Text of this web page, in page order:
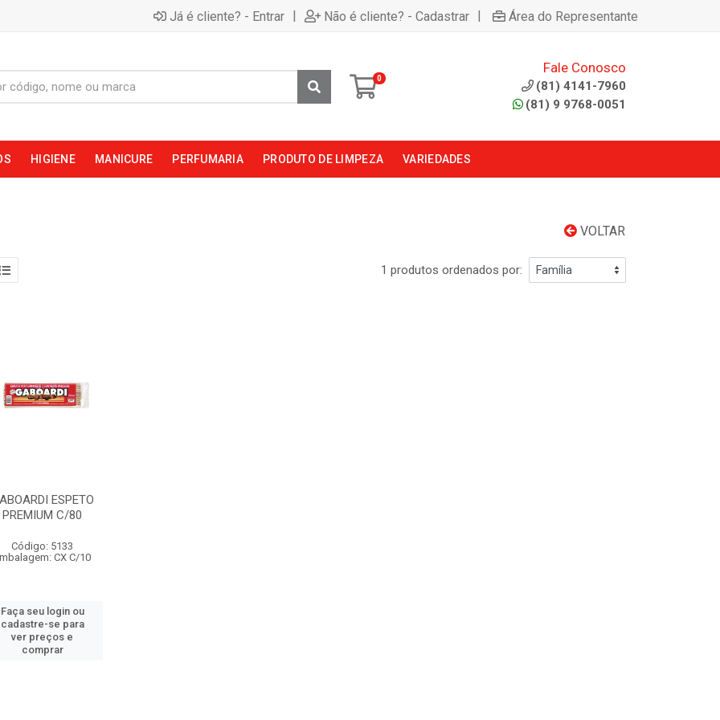
Já é cliente? - Entrar | Não é cliente? - Cadastrar | Área do Representante
0
Fale Conosco
(81) 4141-7960
(81) 9 9768-0051
HIGIENE MANICURE PERFUMARIA PRODUTO DE LIMPEZA VARIEDADES
VOLTAR
1 produtos ordenados por:
ESPETO
PREMIUM C/80
Código: 5133
CX C/10
Faça seu login ou
cadastre-se para
ver preços e
comprar